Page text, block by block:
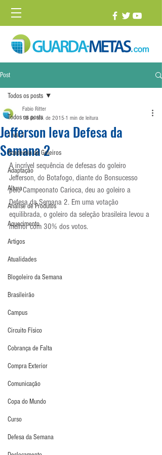
Post
Todos os posts
1 vs. 1
Academia de Goleiros
Adaptação
Altura
Análise de Produtos
Aquecimento
Artigos
Atualidades
Blogoleiro da Semana
Brasileirão
Campus
Circuito Físico
Cobrança de Falta
Compra Exterior
Comunicação
Copa do Mundo
Curso
Defesa da Semana
Todos os posts
Jefferson leva Defesa da
Semana 2
Fabio Ritter
18 de fev. de 2015 1 min de leitura
A incrível sequência de defesas do goleiro
Jefferson, do Botafogo, diante do Bonsucesso
pelo Campeonato Carioca, deu ao goleiro a
Defesa da Semana 2. Em uma votação
equilibrada, o goleiro da seleção brasileira levou a
melhor com 30% dos votos.